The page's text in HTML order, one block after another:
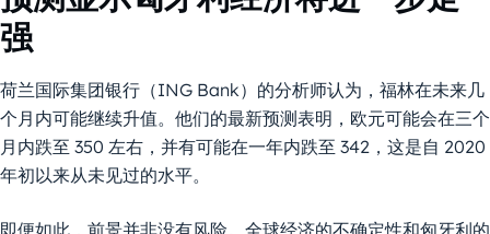
强
荷兰国际集团银行（ING Bank）的分析师认为，福林在未来几
个月内可能继续升值。他们的最新预测表明，欧元可能会在三个
月内跌至 350 左右，并有可能在一年内跌至 342，这是自 2020
年初以来从未见过的水平。
即便如此，前景并非没有风险。全球经济的不确定性和匈牙利的